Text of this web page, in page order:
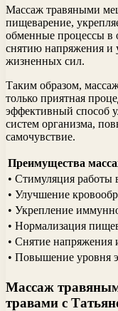
Массаж травяными
пищеварение,
обменные процессы в
снятию напряжения и
жизненных сил.
Таким образом,
только приятная
эффективный способ
систем организма,
самочувствие.
Преимущества
• Стимуляция работы
• Улучшение
• Укрепление
• Нормализация
• Снятие напряжения
• Повышение уровня
Массаж
травами с